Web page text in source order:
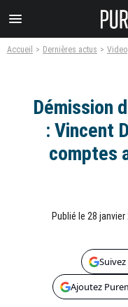
menu
Accueil Dernières actus Video
Démission
: Vincent
comptes
Publié le 28 janvier
Ajoutez